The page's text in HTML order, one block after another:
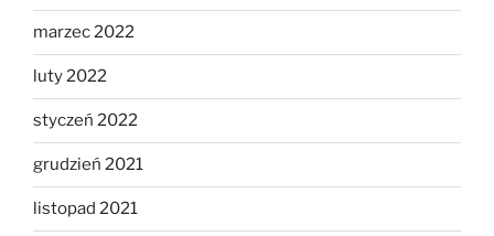
marzec 2022
luty 2022
styczeń 2022
grudzień 2021
listopad 2021